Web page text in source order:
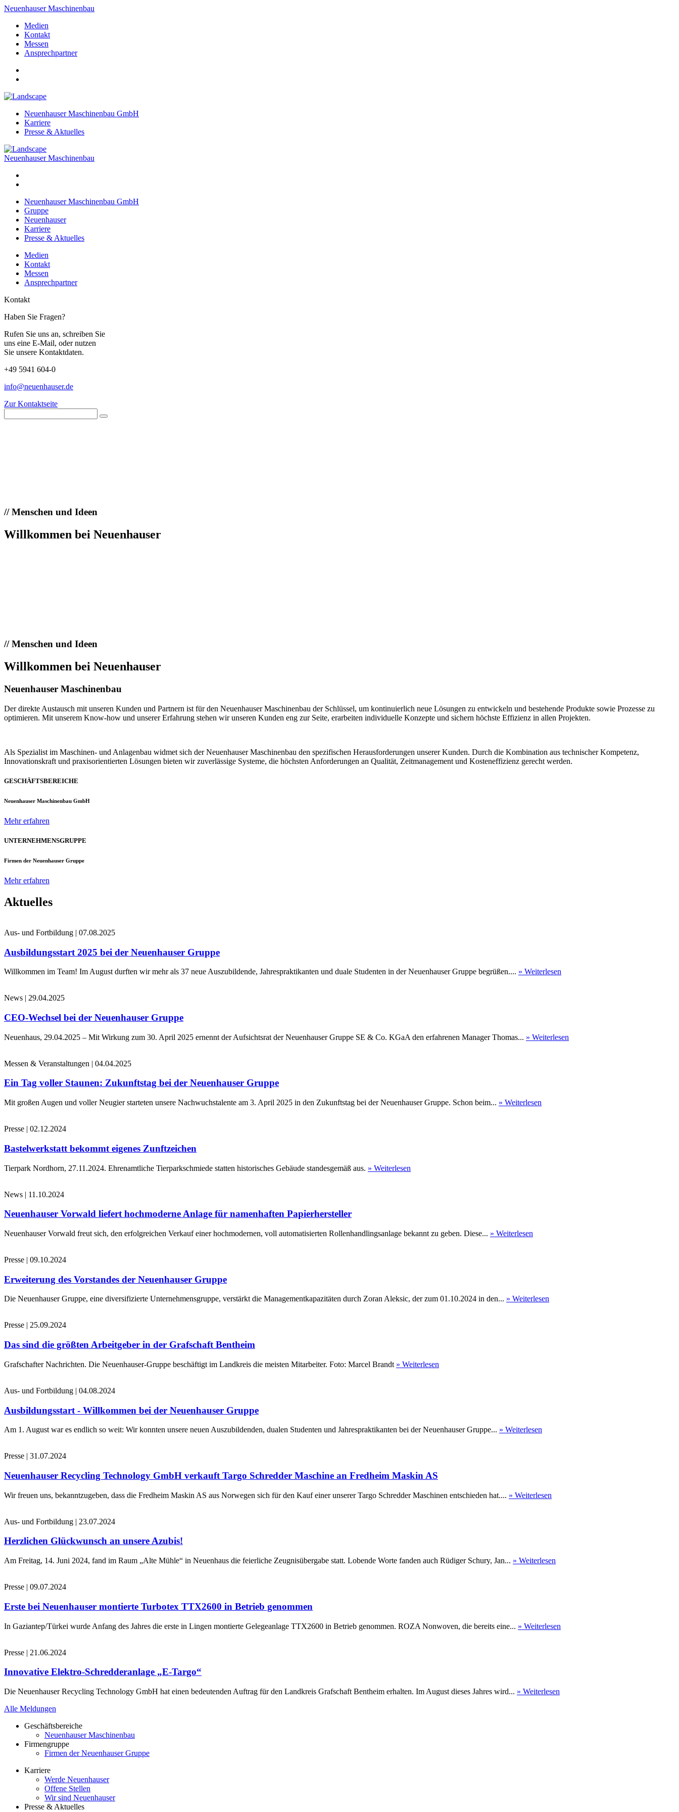
Neuenhauser Maschinenbau
Medien
Kontakt
Messen
Ansprechpartner
Neuenhauser Maschinenbau GmbH
Karriere
Presse & Aktuelles
Neuenhauser Maschinenbau
Neuenhauser Maschinenbau GmbH
Gruppe
Neuenhauser
Karriere
Presse & Aktuelles
Medien
Kontakt
Messen
Ansprechpartner
Kontakt
Haben Sie Fragen?
Rufen Sie uns an, schreiben Sie
uns eine E-Mail, oder nutzen
Sie unsere Kontaktdaten.
+49 5941 604-0
info@neuenhauser.de
Zur Kontaktseite
//Menschen und Ideen
Willkommen bei Neuenhauser
//Menschen und Ideen
Willkommen bei Neuenhauser
Neuenhauser Maschinenbau
Der direkte Austausch mit unseren Kunden und Partnern ist für den Neuenhauser Maschinenbau der Schlüssel, um kontinuierlich neue Lösungen zu entwickeln und bestehende Produkte sowie Prozesse zu
optimieren. Mit unserem Know-how und unserer Erfahrung stehen wir unseren Kunden eng zur Seite, erarbeiten individuelle Konzepte und sichern höchste Effizienz in allen Projekten.
Als Spezialist im Maschinen- und Anlagenbau widmet sich der Neuenhauser Maschinenbau den spezifischen Herausforderungen unserer Kunden. Durch die Kombination aus technischer Kompetenz,
Innovationskraft und praxisorientierten Lösungen bieten wir zuverlässige Systeme, die höchsten Anforderungen an Qualität, Zeitmanagement und Kosteneffizienz gerecht werden.
GESCHÄFTSBEREICHE
Neuenhauser Maschinenbau GmbH
Mehr erfahren
UNTERNEHMENSGRUPPE
Firmen der Neuenhauser Gruppe
Mehr erfahren
Aktuelles
Aus- und Fortbildung | 07.08.2025
Ausbildungsstart 2025 bei der Neuenhauser Gruppe
Willkommen im Team! Im August durften wir mehr als 37 neue Auszubildende, Jahrespraktikanten und duale Studenten in der Neuenhauser Gruppe begrüßen.... » Weiterlesen
News | 29.04.2025
CEO-Wechsel bei der Neuenhauser Gruppe
Neuenhaus, 29.04.2025 – Mit Wirkung zum 30. April 2025 ernennt der Aufsichtsrat der Neuenhauser Gruppe SE & Co. KGaA den erfahrenen Manager Thomas... » Weiterlesen
Messen & Veranstaltungen | 04.04.2025
Ein Tag voller Staunen: Zukunftstag bei der Neuenhauser Gruppe
Mit großen Augen und voller Neugier starteten unsere Nachwuchstalente am 3. April 2025 in den Zukunftstag bei der Neuenhauser Gruppe. Schon beim... » Weiterlesen
Presse | 02.12.2024
Bastelwerkstatt bekommt eigenes Zunftzeichen
Tierpark Nordhorn, 27.11.2024. Ehrenamtliche Tierparkschmiede statten historisches Gebäude standesgemäß aus. » Weiterlesen
News | 11.10.2024
Neuenhauser Vorwald liefert hochmoderne Anlage für namenhaften Papierhersteller
Neuenhauser Vorwald freut sich, den erfolgreichen Verkauf einer hochmodernen, voll automatisierten Rollenhandlingsanlage bekannt zu geben. Diese... » Weiterlesen
Presse | 09.10.2024
Erweiterung des Vorstandes der Neuenhauser Gruppe
Die Neuenhauser Gruppe, eine diversifizierte Unternehmensgruppe, verstärkt die Managementkapazitäten durch Zoran Aleksic, der zum 01.10.2024 in den... » Weiterlesen
Presse | 25.09.2024
Das sind die größten Arbeitgeber in der Grafschaft Bentheim
Grafschafter Nachrichten. Die Neuenhauser-Gruppe beschäftigt im Landkreis die meisten Mitarbeiter. Foto: Marcel Brandt » Weiterlesen
Aus- und Fortbildung | 04.08.2024
Ausbildungsstart - Willkommen bei der Neuenhauser Gruppe
Am 1. August war es endlich so weit: Wir konnten unsere neuen Auszubildenden, dualen Studenten und Jahrespraktikanten bei der Neuenhauser Gruppe... » Weiterlesen
Presse | 31.07.2024
Neuenhauser Recycling Technology GmbH verkauft Targo Schredder Maschine an Fredheim Maskin AS
Wir freuen uns, bekanntzugeben, dass die Fredheim Maskin AS aus Norwegen sich für den Kauf einer unserer Targo Schredder Maschinen entschieden hat.... » Weiterlesen
Aus- und Fortbildung | 23.07.2024
Herzlichen Glückwunsch an unsere Azubis!
Am Freitag, 14. Juni 2024, fand im Raum „Alte Mühle“ in Neuenhaus die feierliche Zeugnisübergabe statt. Lobende Worte fanden auch Rüdiger Schury, Jan... » Weiterlesen
Presse | 09.07.2024
Erste bei Neuenhauser montierte Turbotex TTX2600 in Betrieb genommen
In Gaziantep/Türkei wurde Anfang des Jahres die erste in Lingen montierte Gelegeanlage TTX2600 in Betrieb genommen. ROZA Nonwoven, die bereits eine... » Weiterlesen
Presse | 21.06.2024
Innovative Elektro-Schredderanlage „E-Targo“
Die Neuenhauser Recycling Technology GmbH hat einen bedeutenden Auftrag für den Landkreis Grafschaft Bentheim erhalten. Im August dieses Jahres wird... » Weiterlesen
Alle Meldungen
Geschäftsbereiche
Neuenhauser Maschinenbau
Firmengruppe
Firmen der Neuenhauser Gruppe
Karriere
Werde Neuenhauser
Offene Stellen
Wir sind Neuenhauser
Presse & Aktuelles